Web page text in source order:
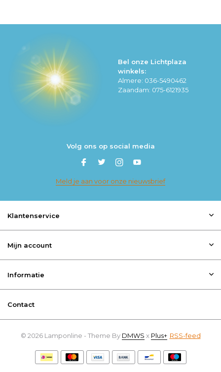
Bel onze Lichtplaza
winkels:
Almere: 036-5490462
Zaandam: 075-6121935
Volg ons op social media
Meld je aan voor onze nieuwsbrief
Klantenservice
Mijn account
Informatie
Contact
© 2026 Lamponline - Theme By DMWS x Plus+ RSS-feed